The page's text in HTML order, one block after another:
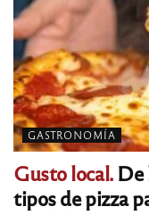
GASTRONOMÍA
Gusto local.De
tipos de pizza